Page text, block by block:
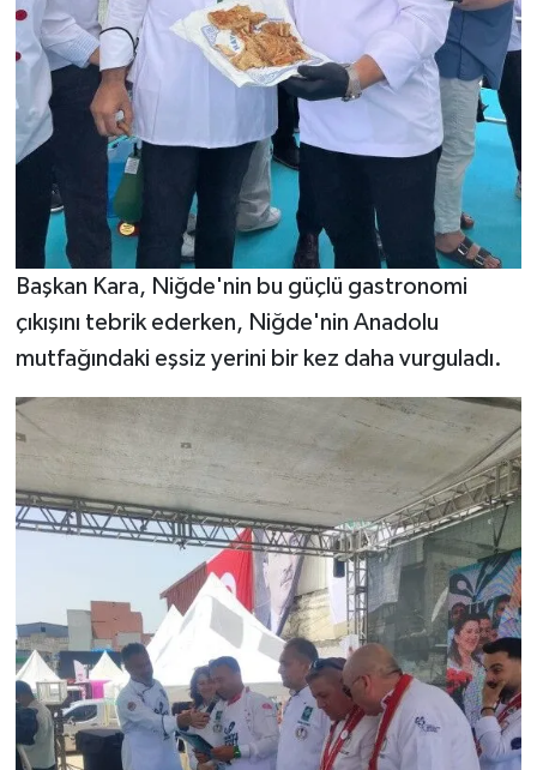
Başkan Kara, Niğde'nin bu güçlü gastronomi
çıkışını tebrik ederken, Niğde'nin Anadolu
mutfağındaki eşsiz yerini bir kez daha vurguladı.